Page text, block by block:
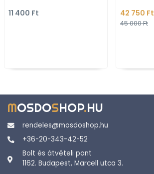
11 400 Ft
42 750 Ft
45 000 Ft
MOSDOSHOP.HU
rendeles@mosdoshop.hu
+36-20-343-42-52
Bolt és átvételi pont
1162. Budapest, Marcell utca 3.